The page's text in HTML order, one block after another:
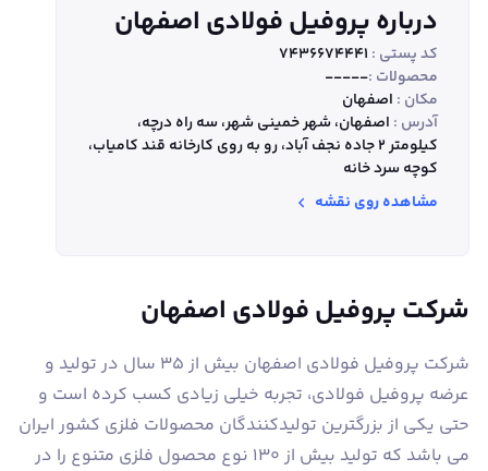
درباره پروفیل فولادی اصفهان
کد پستی : 7436674441
محصولات :-----
مکان : اصفهان
آدرس : اصفهان، شهر خمینی شهر، سه راه درچه،
کیلومتر 2 جاده نجف آباد، رو به روی كارخانه قند كامياب،
كوچه سرد خانه
مشاهده روی نقشه
شرکت پروفیل فولادی اصفهان
شركت پروفیل فولادی اصفهان بيش از 35 سال در تولید و
عرضه پروفیل فولادی، تجربه خیلی زیادی کسب کرده است و
حتی یكی از بزرگترین تولیدكنندگان محصولات فلزی کشور ایران
می باشد که تولید بیش از 130 نوع محصول فلزی متنوع را در